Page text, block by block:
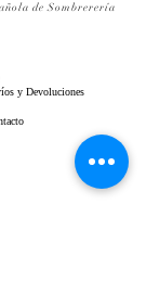
de Sombrerería
y Devoluciones